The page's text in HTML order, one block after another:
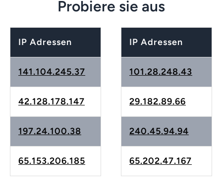
Probiere sie aus
IP Adressen
141.104.245.37
42.128.178.147
197.24.100.38
65.153.206.185
IP Adressen
101.28.248.43
29.182.89.66
240.45.94.94
65.202.47.167